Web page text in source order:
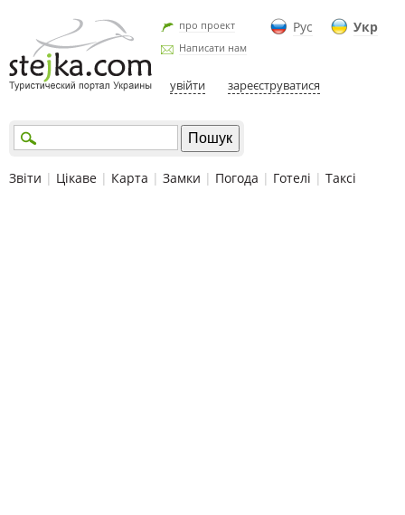
Рус Укр
про проект
Написати нам
увійти зареєструватися
Звіти | Цікаве | Карта | Замки | Погода | Готелі | Таксі